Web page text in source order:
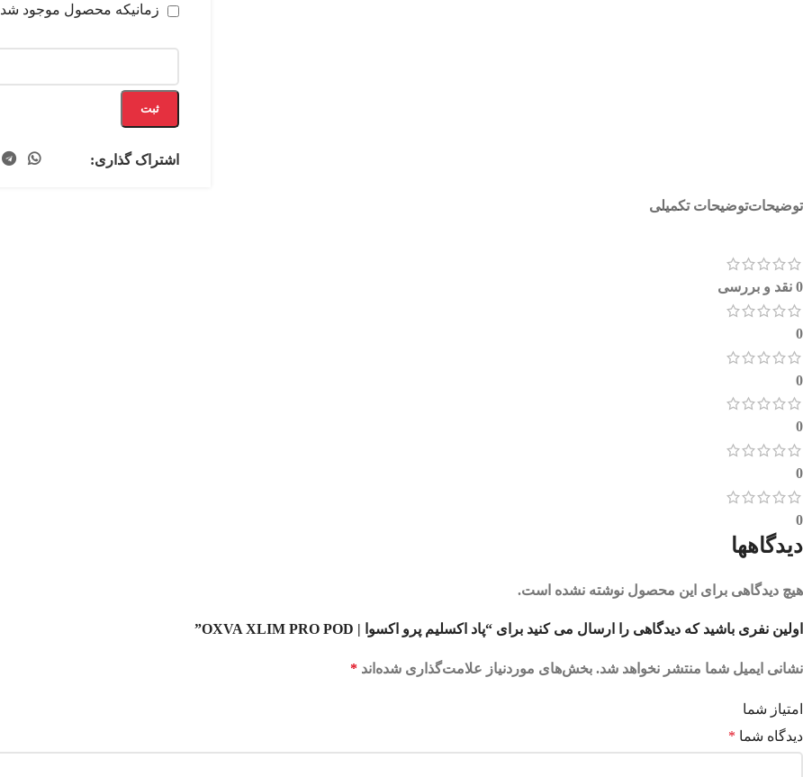
زمانیکه محصول موجود شد
ثبت
اشتراک گذاری:
توضیحاتتوضیحات تکمیلی
0 نقد و بررسی
0
0
0
0
0
دیدگاهها
هیچ دیدگاهی برای این محصول نوشته نشده است.
اولین نفری باشید که دیدگاهی را ارسال می کنید برای “پاد اکسلیم پرو اکسوا | OXVA XLIM PRO POD”
نشانی ایمیل شما منتشر نخواهد شد. بخش‌های موردنیاز علامت‌گذاری شده‌اند *
امتیاز شما
دیدگاه شما *